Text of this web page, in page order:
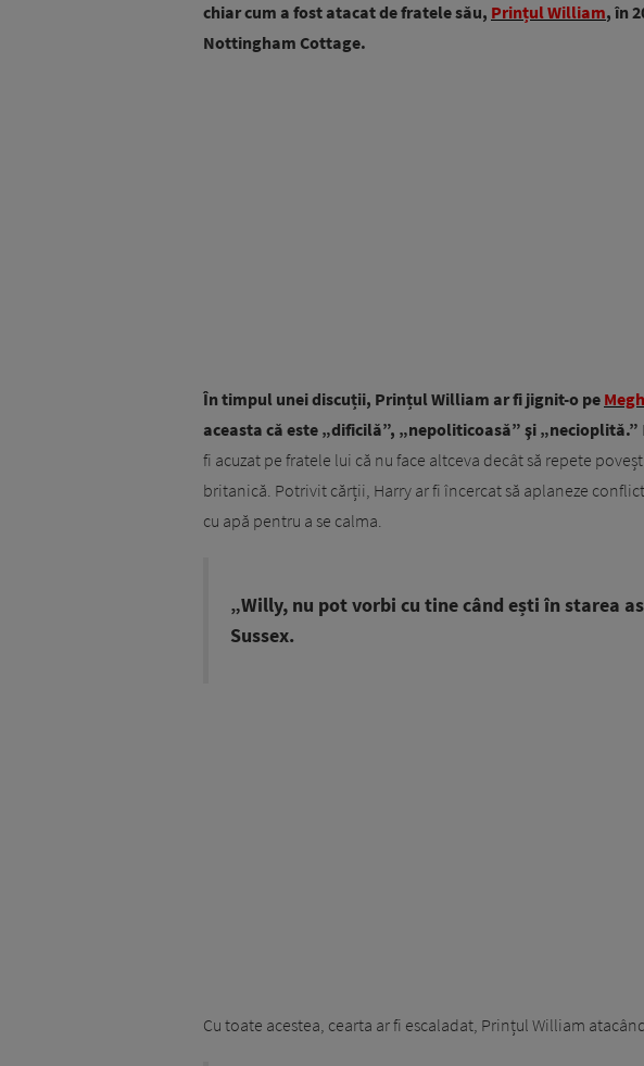
chiar cum a fost atacat de fratele său, Prințul William, în
Nottingham Cottage.
În timpul unei discuții, Prințul William ar fi jignit-o pe
aceasta că este „dificilă”, „nepoliticoasă” şi „necioplită.”
fi acuzat pe fratele lui că nu face altceva decât să repete
britanică. Potrivit cărții, Harry ar fi încercat să aplaneze
cu apă pentru a se calma.
„Willy, nu pot vorbi cu tine când ești în starea
Sussex.
Cu toate acestea, cearta ar fi escaladat, Prințul William